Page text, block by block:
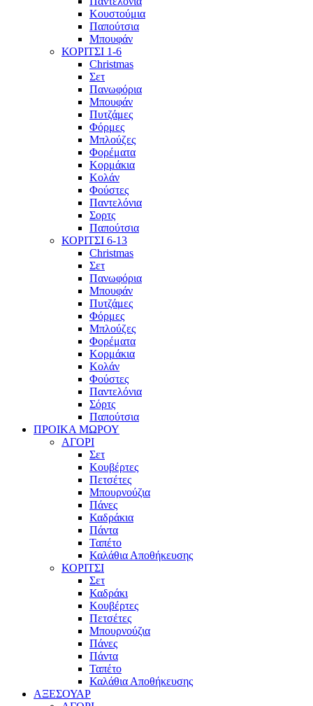
Κουστούμια
Παπούτσια
Μπουφάν
ΚΟΡΙΤΣΙ 1-6
Christmas
Σετ
Πανωφόρια
Μπουφάν
Πυτζάμες
Φόρμες
Μπλούζες
Φορέματα
Κορμάκια
Κολάν
Φούστες
Παντελόνια
Σορτς
Παπούτσια
ΚΟΡΙΤΣΙ 6-13
Christmas
Σετ
Πανωφόρια
Μπουφάν
Πυτζάμες
Φόρμες
Μπλούζες
Φορέματα
Κορμάκια
Κολάν
Φούστες
Παντελόνια
Σόρτς
Παπούτσια
ΠΡΟΙΚΑ ΜΩΡΟΥ
ΑΓΟΡΙ
Σετ
Κουβέρτες
Πετσέτες
Μπουρνούζια
Πάνες
Καδράκια
Πάντα
Ταπέτο
Καλάθια Αποθήκευσης
ΚΟΡΙΤΣΙ
Σετ
Καδράκι
Κουβέρτες
Πετσέτες
Μπουρνούζια
Πάνες
Πάντα
Ταπέτο
Καλάθια Αποθήκευσης
ΑΞΕΣΟΥΑΡ